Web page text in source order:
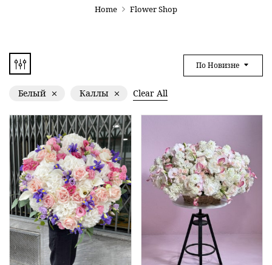
Home Flower Shop
По Новизне
Белый Каллы Clear All